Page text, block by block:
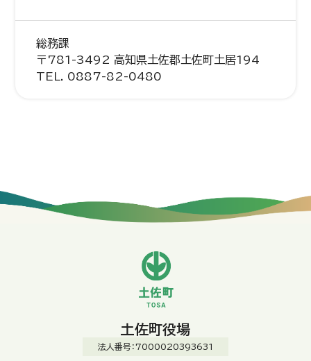
総務課
〒781-3492 高知県土佐郡土佐町土居194
TEL. 0887-82-0480
土佐町役場
法人番号：7000020393631